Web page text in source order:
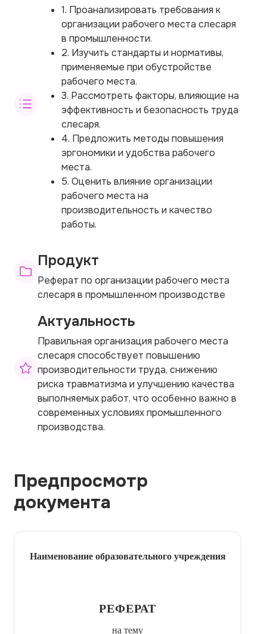
1. Проанализировать требования к
организации рабочего места слесаря
в промышленности.
2. Изучить стандарты и нормативы,
применяемые при обустройстве
рабочего места.
3. Рассмотреть факторы, влияющие на
эффективность и безопасность труда
слесаря.
4. Предложить методы повышения
эргономики и удобства рабочего
места.
5. Оценить влияние организации
рабочего места на
производительность и качество
работы.
Продукт
Реферат по организации рабочего места
слесаря в промышленном производстве
Актуальность
Правильная организация рабочего места
слесаря способствует повышению
производительности труда, снижению
риска травматизма и улучшению качества
выполняемых работ, что особенно важно в
современных условиях промышленного
производства.
Предпросмотр
документа
Наименование образовательного учреждения
РЕФЕРАТ
на тему